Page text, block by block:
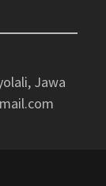
Jawa